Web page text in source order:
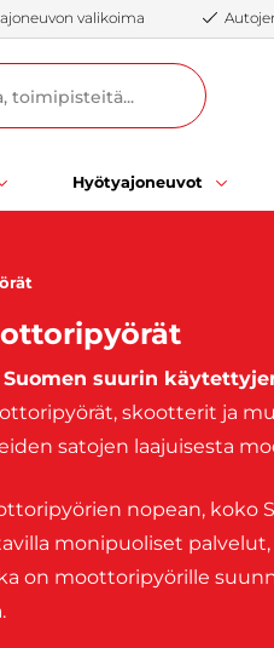
valikoima
Hyötyajoneuvot
Suomen suurin
skootterit ja
satojen laajuisesta
nopean, koko
monipuoliset
on moottoripyörille